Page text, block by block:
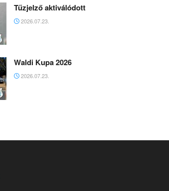
Tűzjelző aktiválódott
2026.07.23.
Waldi Kupa 2026
2026.07.23.